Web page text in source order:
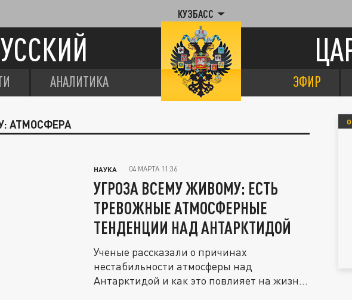
КУЗБАСС
АНАЛИТИКА ЭФИР
АТМОСФЕРА
НАУКА 04 МАРТА 11:36
УГРОЗА ВСЕМУ ЖИВОМУ: ЕСТЬ
ТРЕВОЖНЫЕ АТМОСФЕРНЫЕ
ТЕНДЕНЦИИ НАД АНТАРКТИДОЙ
Ученые рассказали о причинах
нестабильности атмосферы над
Антарктидой и как это повлияет на жизнь